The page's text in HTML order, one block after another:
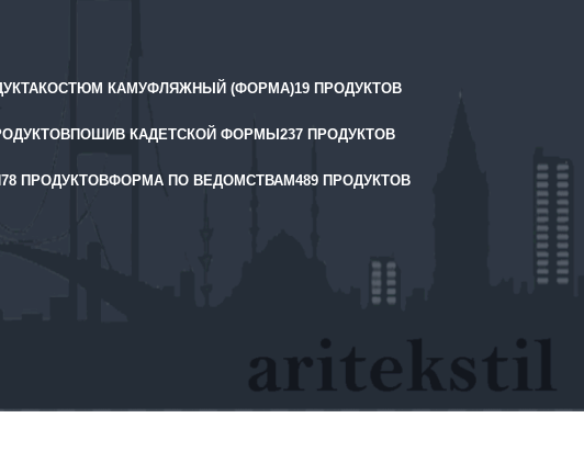
КОСТЮМ КАМУФЛЯЖНЫЙ (ФОРМА)19 ПРОДУКТОВ
ПОШИВ КАДЕТСКОЙ ФОРМЫ237 ПРОДУКТОВ
78 ПРОДУКТОВФОРМА ПО ВЕДОМСТВАМ489 ПРОДУКТОВ